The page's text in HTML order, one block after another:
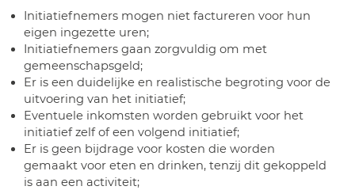
Initiatiefnemers mogen niet factureren voor hun
eigen ingezette uren;
Initiatiefnemers gaan zorgvuldig om met
gemeenschapsgeld;
Er is een duidelijke en realistische begroting voor de
uitvoering van het initiatief;
Eventuele inkomsten worden gebruikt voor het
initiatief zelf of een volgend initiatief;
Er is geen bijdrage voor kosten die worden
gemaakt voor eten en drinken, tenzij dit gekoppeld
is aan een activiteit;